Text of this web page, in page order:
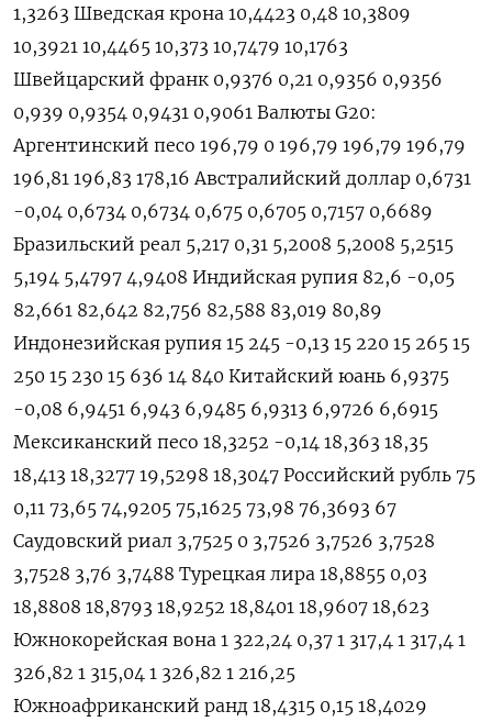
1,3263 Шведская крона 10,4423 0,48 10,3809
10,3921 10,4465 10,373 10,7479 10,1763
Швейцарский франк 0,9376 0,21 0,9356 0,9356
0,939 0,9354 0,9431 0,9061 Валюты G20:
Аргентинский песо 196,79 0 196,79 196,79 196,79
196,81 196,83 178,16 Австралийский доллар 0,6731
-0,04 0,6734 0,6734 0,675 0,6705 0,7157 0,6689
Бразильский реал 5,217 0,31 5,2008 5,2008 5,2515
5,194 5,4797 4,9408 Индийская рупия 82,6 -0,05
82,661 82,642 82,756 82,588 83,019 80,89
Индонезийская рупия 15 245 -0,13 15 220 15 265 15
250 15 230 15 636 14 840 Китайский юань 6,9375
-0,08 6,9451 6,943 6,9485 6,9313 6,9726 6,6915
Мексиканский песо 18,3252 -0,14 18,363 18,35
18,413 18,3277 19,5298 18,3047 Российский рубль 75
0,11 73,65 74,9205 75,1625 73,98 76,3693 67
Саудовский риал 3,7525 0 3,7526 3,7526 3,7528
3,7528 3,76 3,7488 Турецкая лира 18,8855 0,03
18,8808 18,8793 18,9252 18,8401 18,9607 18,623
Южнокорейская вона 1 322,24 0,37 1 317,4 1 317,4 1
326,82 1 315,04 1 326,82 1 216,25
Южноафриканский ранд 18,4315 0,15 18,4029